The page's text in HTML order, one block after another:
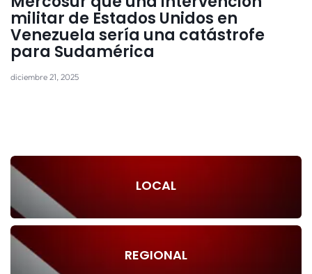
militar de Estados Unidos en
Venezuela sería una catástrofe
para Sudamérica
diciembre 21, 2025
LOCAL
REGIONAL